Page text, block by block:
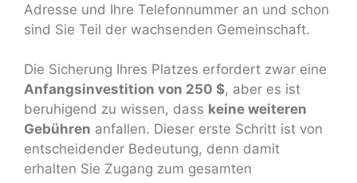
Adresse und Ihre Telefonnummer an und schon
sind Sie Teil der wachsenden Gemeinschaft.
Die Sicherung Ihres Platzes erfordert zwar eine
Anfangsinvestition von 250 $, aber es ist
beruhigend zu wissen, dass keine weiteren
Gebühren anfallen. Dieser erste Schritt ist von
entscheidender Bedeutung, denn damit
erhalten Sie Zugang zum gesamten